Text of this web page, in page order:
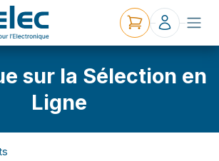
sur la Sélection en
Ligne